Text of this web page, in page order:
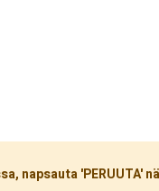
napsauta 'PERUUTA'